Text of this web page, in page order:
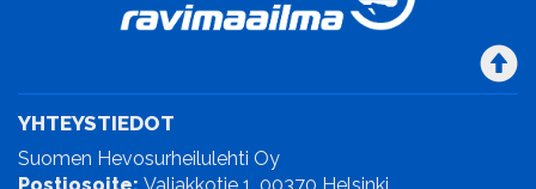
YHTEYSTIEDOT
Suomen Hevosurheilulehti Oy